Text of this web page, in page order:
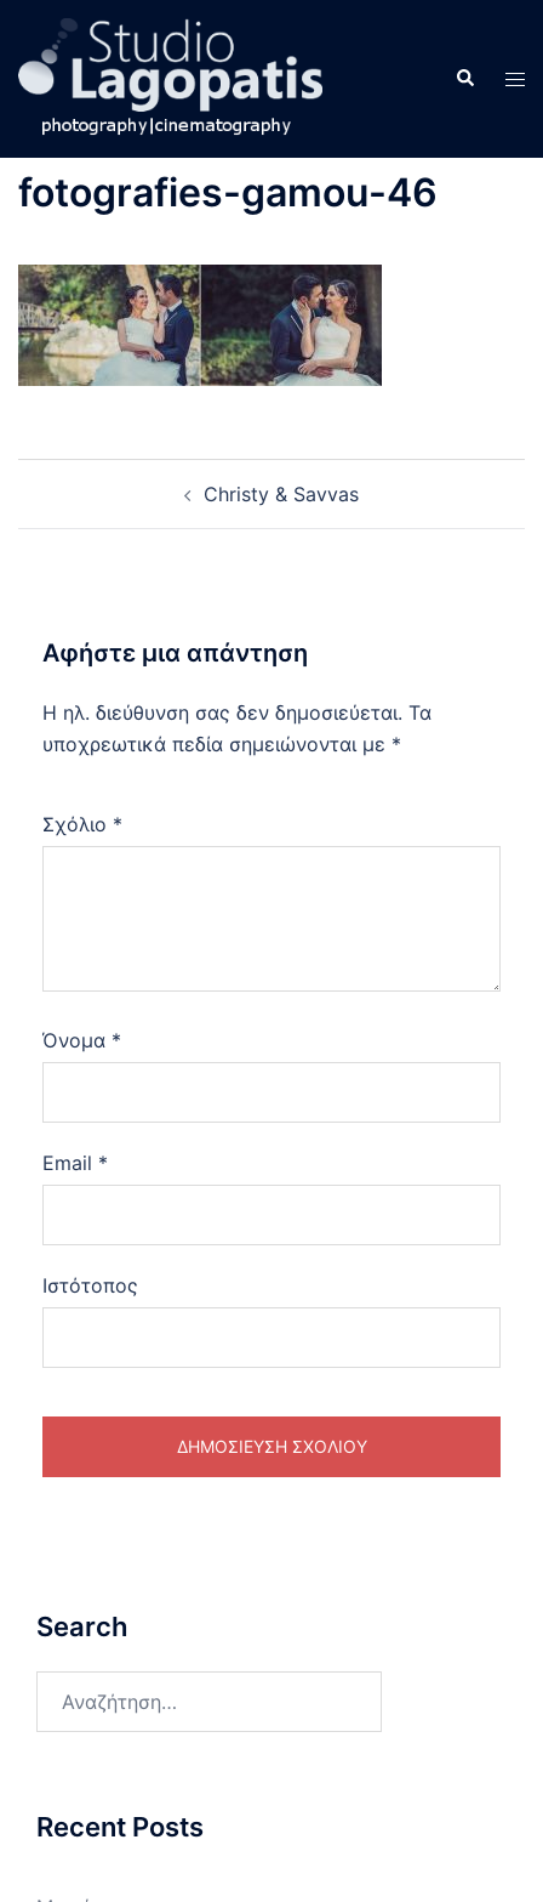
content
Search
fotografies-gamou-46
Christy & Savvas
Αφήστε μια απάντηση
Η ηλ. διεύθυνση σας δεν δημοσιεύεται. Τα
υποχρεωτικά πεδία σημειώνονται με *
Σχόλιο *
Όνομα *
Email *
Ιστότοπος
Search
Recent Posts